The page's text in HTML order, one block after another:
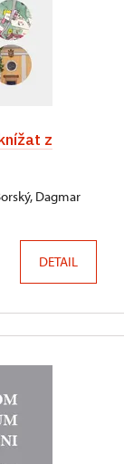
z
Dagmar
DETAIL